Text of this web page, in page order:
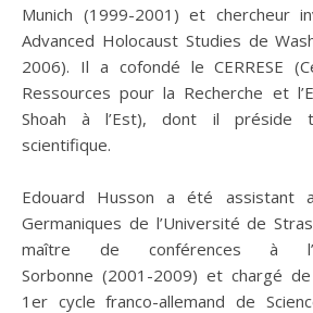
Munich (1999-2001) et chercheur
Advanced Holocaust Studies de
2006). Il a cofondé le CERRESE
Ressources pour la Recherche et
Shoah à l’Est), dont il préside
scientifique.
Edouard Husson a été assistant
Germaniques de l’Université de
maître de conférences à
Sorbonne (2001-2009) et chargé
1er cycle franco-allemand de